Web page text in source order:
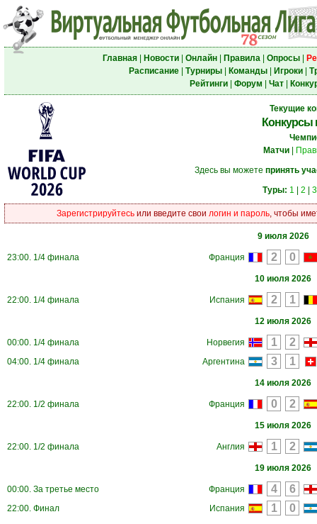
Главная| Новости| Онлайн| Правила| Опросы|
Расписание| Турниры| Команды| Игроки|
Рейтинги| Форум Чат|
Текущие
Конкурсы
Матчи
Здесь вы можете принять
Туры: 1 2 3
Зарегистрируйтесь или введите свои логин и пароль, чтобы
9 июля 2026
23:00. 1/4 финала Франция
10 июля 2026
22:00. 1/4 финала Испания
12 июля 2026
00:00. 1/4 финала
Норвегия
04:00. 1/4 финала
Аргентина
14 июля 2026
22:00. 1/2 финала Франция
15 июля 2026
22:00. 1/2 финала Англия
19 июля 2026
00:00. За третье место
Франция
22:00. Финал
Испания